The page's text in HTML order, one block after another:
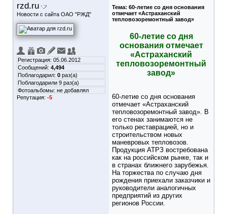
rzd.ru
Новости с сайта ОАО "РЖД"
Регистрация: 05.06.2012
Сообщений: 4,494
Поблагодарил: 0 раз(а)
Поблагодарили 9 раз(а)
Фотоальбомы: не добавлял
Репутация: -5
Тема: 60-летие со дня основания
отмечает «Астраханский
тепловозоремонтный завод»
60-летие со дня
основания отмечает
«Астраханский
тепловозоремонтный
завод»
60-летие со дня основания
отмечает «Астраханский
тепловозоремонтный завод». В
его стенах занимаются не
только реставрацией, но и
строительством новых
маневровых тепловозов.
Продукция АТРЗ востребована
как на российском рынке, так и
в странах ближнего зарубежья.
На торжества по случаю дня
рождения приехали заказчики и
руководители аналогичных
предприятий из других
регионов России.